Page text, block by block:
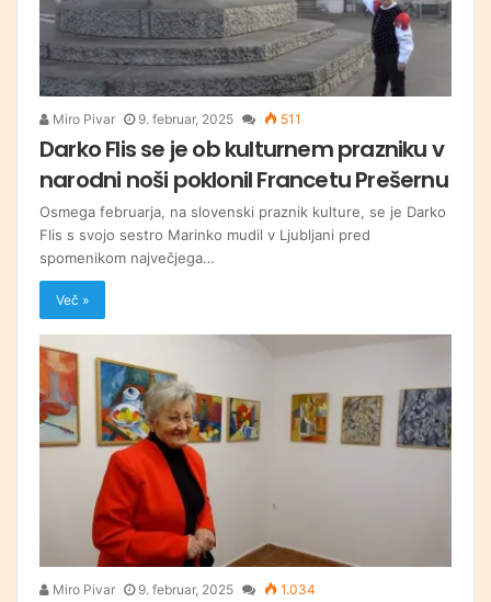
Miro Pivar 9. februar, 2025 511
Darko Flis se je ob kulturnem prazniku v
narodni noši poklonil Francetu Prešernu
Osmega februarja, na slovenski praznik kulture, se je Darko
Flis s svojo sestro Marinko mudil v Ljubljani pred
spomenikom največjega…
Več »
Miro Pivar 9. februar, 2025 1.034